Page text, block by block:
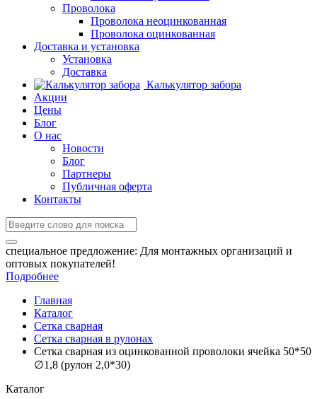
Проволока
Проволока неоцинкованная
Проволока оцинкованная
Доставка и установка
Установка
Доставка
Калькулятор забора
Акции
Цены
Блог
О нас
Новости
Блог
Партнеры
Публичная оферта
Контакты
специальное предложение: Для монтажных организаций и
оптовых покупателей!
Подробнее
Главная
Каталог
Сетка сварная
Сетка сварная в рулонах
Сетка сварная из оцинкованной проволоки ячейка 50*50
∅1,8 (рулон 2,0*30)
Каталог